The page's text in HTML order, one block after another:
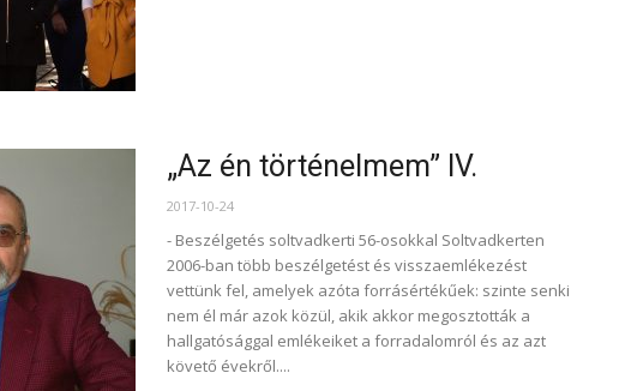
„Az én történelmem” IV.
2017-10-24
- Beszélgetés soltvadkerti 56-osokkal Soltvadkerten
2006-ban több beszélgetést és visszaemlékezést
vettünk fel, amelyek azóta forrásértékűek: szinte senki
nem él már azok közül, akik akkor megosztották a
hallgatósággal emlékeiket a forradalomról és az azt
követő évekről....